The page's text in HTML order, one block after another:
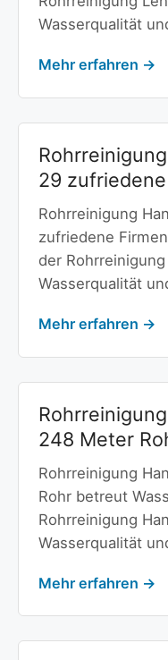
Wasserqualität
Mehr erfahren →
29
Rohrreinigung
zufriedene
der
Wasserqualität
Mehr erfahren →
248 Meter
Rohrreinigung
Rohr betreut
Rohrreinigung
Wasserqualität
Mehr erfahren →